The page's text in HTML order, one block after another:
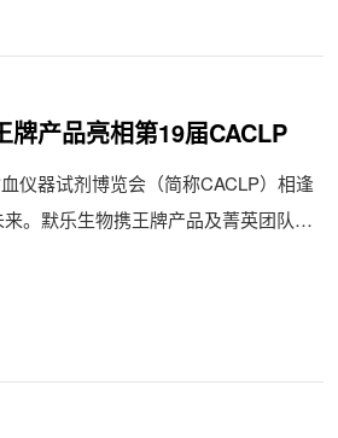
产品亮相第19届CACLP
仪器试剂博览会（简称CACLP）相逢
。默乐生物携王牌产品及菁英团队闪